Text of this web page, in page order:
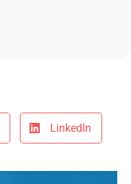
LinkedIn